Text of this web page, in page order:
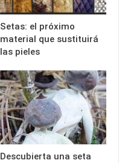
Setas: el próximo
material que sustituirá
las pieles
Descubierta una seta